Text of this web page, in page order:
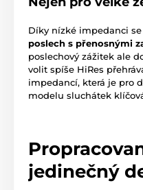
Díky nízké impedanci
poslech s přenosnými
poslechový zážitek ale
volit spíše HiRes
impedancí, která je pro
modelu sluchátek
jedinečný